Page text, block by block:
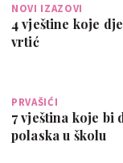
NOVI IZAZOVI
4 vještine koje
vrtić
PRVAŠIĆI
7 vještina koje bi
polaska u školu